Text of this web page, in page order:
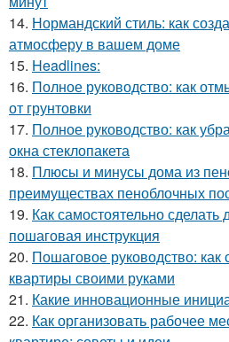
14. Нормандский стиль: как
атмосферу в вашем доме
15. Headlines:
16. Полное руководство: как
от грунтовки
17. Полное руководство: как
окна стеклопакета
18. Плюсы и минусы дома из
преимуществах пеноблочных
19. Как самостоятельно сделать
пошаговая инструкция
20. Пошаговое руководство: как
квартиры своими руками
21. Какие инновационные
22. Как организовать рабочее